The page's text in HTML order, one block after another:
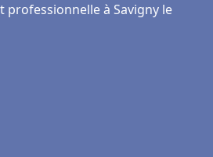
à Savigny le